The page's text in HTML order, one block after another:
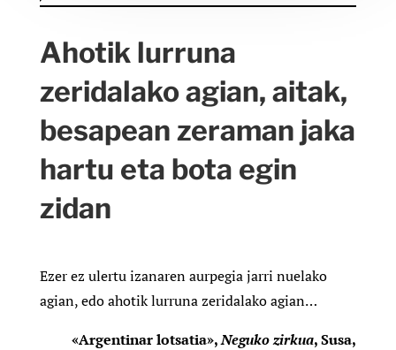
Ahotik lurruna
zeridalako agian, aitak,
besapean zeraman jaka
hartu eta bota egin
zidan
Ezer ez ulertu izanaren aurpegia jarri nuelako
agian, edo ahotik lurruna zeridalako agian…
«Argentinar lotsatia»,Neguko zirkua, Susa,